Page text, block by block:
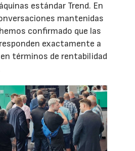
estándar Trend. En
mantenidas
confirmado que las
exactamente a
términos de rentabilidad